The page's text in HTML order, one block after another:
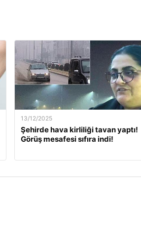
13/12/2025
Şehirde hava kirliliği tavan yaptı!
Görüş mesafesi sıfıra indi!